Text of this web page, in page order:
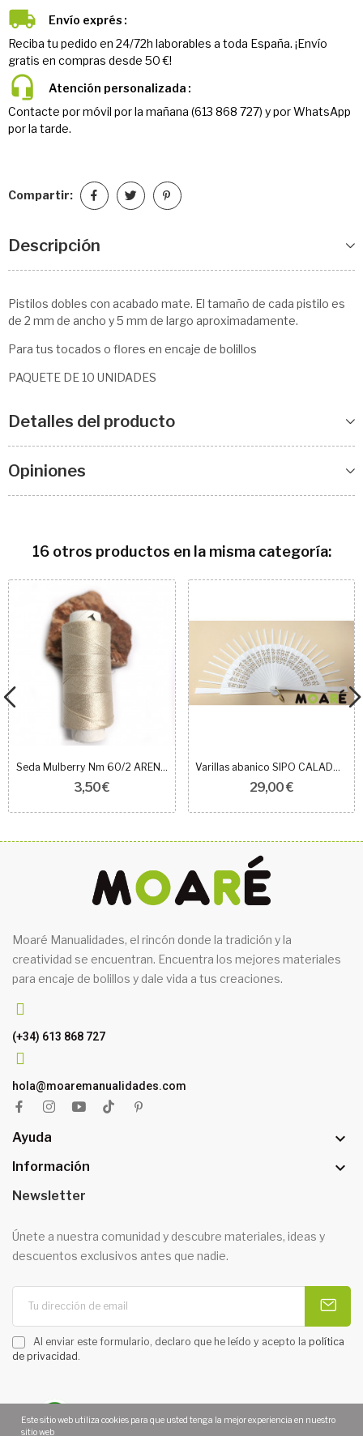
Envío exprés
Reciba tu pedido en 24/72h laborables a toda España. ¡Envío
gratis en compras desde 50 €!
Atención personalizada
Contacte por móvil por la mañana (613 868 727) y por WhatsApp
por la tarde.
Compartir:
Descripción
Pistilos dobles con acabado mate. El tamaño de cada pistilo es
de 2 mm de ancho y 5 mm de largo aproximadamente.
Para tus tocados o flores en encaje de bolillos
PAQUETE DE 10 UNIDADES
Detalles del producto
Opiniones
16 otros productos en la misma categoría:
Seda Mulberry Nm 60/2 ARENA 200m
3,50 €
Varillas abanico SIPO CALADO MARFIL 14.5+6.5CM
29,00 €
Moaré Manualidades, el rincón donde la tradición y la
creatividad se encuentran. Encuentra los mejores materiales
para encaje de bolillos y dale vida a tus creaciones.
(+34) 613 868 727
hola@moaremanualidades.com
Ayuda 
Información 
Newsletter
Únete a nuestra comunidad y descubre materiales, ideas y
descuentos exclusivos antes que nadie.
Al enviar este formulario, declaro que he leído y acepto la política
de privacidad
Este sitio web utiliza cookies para que usted tenga la mejor experiencia en nuestro
sitio web